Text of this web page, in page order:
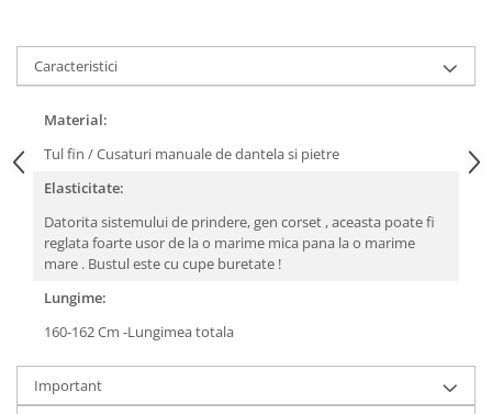
Caracteristici
Material:
Tul fin / Cusaturi manuale de dantela si pietre
Elasticitate:
Datorita sistemului de prindere, gen corset , aceasta poate fi
reglata foarte usor de la o marime mica pana la o marime
mare . Bustul este cu cupe buretate !
Lungime:
160-162 Cm -Lungimea totala
Important